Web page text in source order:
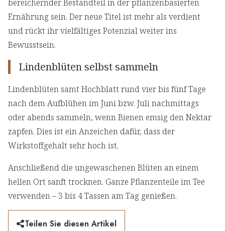
bereichernder Bestandteil in der pflanzenbasierten
Ernährung sein. Der neue Titel ist mehr als verdient
und rückt ihr vielfältiges Potenzial weiter ins
Bewusstsein.
Lindenblüten selbst sammeln
Lindenblüten samt Hochblatt rund vier bis fünf Tage
nach dem Aufblühen im Juni bzw. Juli nachmittags
oder abends sammeln, wenn Bienen emsig den Nektar
zapfen. Dies ist ein Anzeichen dafür, dass der
Wirkstoffgehalt sehr hoch ist.
Anschließend die ungewaschenen Blüten an einem
hellen Ort sanft trocknen. Ganze Pflanzenteile im Tee
verwenden – 3 bis 4 Tassen am Tag genießen.
Teilen Sie diesen Artikel